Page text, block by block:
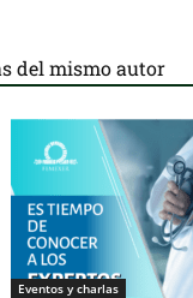
del mismo autor
Eventos y charlas